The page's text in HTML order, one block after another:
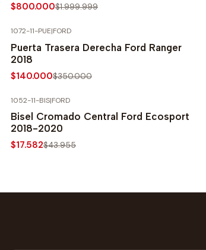
$800.000$1.999.999
1072-11-PUE|FORD
Puerta Trasera Derecha Ford Ranger
2018
$140.000$350.000
1052-11-BIS|FORD
Bisel Cromado Central Ford Ecosport
2018-2020
$17.582$43.955